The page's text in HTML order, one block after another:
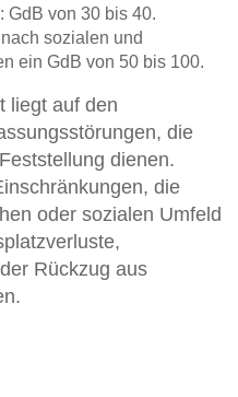
GdB von 30 bis 40.
sozialen und
ein GdB von 50 bis 100.
liegt auf den
die
dienen.
die
oder sozialen Umfeld
Rückzug aus